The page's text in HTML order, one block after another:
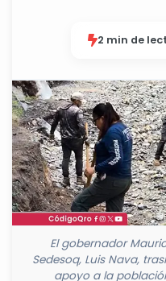
2 min de
El gobernador
Sedesoq, Luis Nava,
apoyo a la